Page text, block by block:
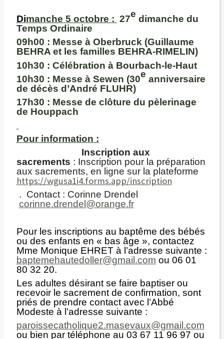
Dimanche 5 octobre : 27e dimanche du
Temps Ordinaire
09h00 : Messe à Oberbruck (Guillaume
BEHRA et les familles BEHRA-RIMELIN)
10h30 : Célébration à Bourbach-le-Haut
10h30 : Messe à Sewen (30e anniversaire
de décès d’André FLUHR)
17h30 : Messe de clôture du pèlerinage
de Houppach
Pour information :
Inscription aux
sacrements : Inscription pour la préparation
aux sacrements, en ligne sur la plateforme
https://wgusa1i4.forms.app/inscription
. Contact : Corinne Drendel
corinne.drendel@orange.fr
Pour les inscriptions au baptême des bébés
ou des enfants en « bas âge », contactez
Mme Monique EHRET à l’adresse suivante :
baptemehautedoller@gmail.com ou 06 01
80 32 20.
Les adultes désirant se faire baptiser ou
recevoir le sacrement de confirmation, sont
priés de prendre contact avec l’Abbé
Modeste à l’adresse suivante :
paroissecatholique2.masevaux@gmail.com
ou bien par téléphone au 03 67 11 96 97 ou